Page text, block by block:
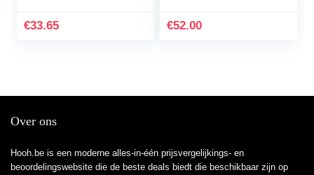
islamitische,
€33.65 €52.00
Over ons
Hooh.be is een moderne alles-in-één prijsvergelijkings- en
beoordelingswebsite die de beste deals biedt die beschikbaar zijn op